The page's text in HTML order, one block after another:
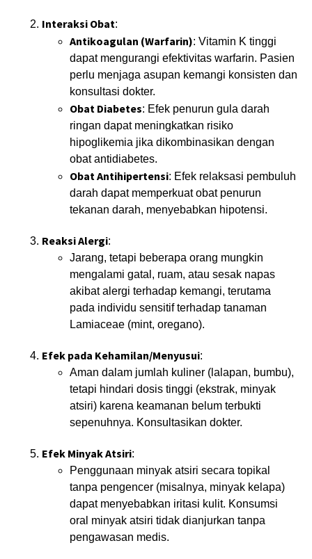
Interaksi Obat:
Antikoagulan (Warfarin): Vitamin K tinggi
dapat mengurangi efektivitas warfarin. Pasien
perlu menjaga asupan kemangi konsisten dan
konsultasi dokter.
Obat Diabetes: Efek penurun gula darah
ringan dapat meningkatkan risiko
hipoglikemia jika dikombinasikan dengan
obat antidiabetes.
Obat Antihipertensi: Efek relaksasi pembuluh
darah dapat memperkuat obat penurun
tekanan darah, menyebabkan hipotensi.
Reaksi Alergi:
Jarang, tetapi beberapa orang mungkin
mengalami gatal, ruam, atau sesak napas
akibat alergi terhadap kemangi, terutama
pada individu sensitif terhadap tanaman
Lamiaceae (mint, oregano).
Efek pada Kehamilan/Menyusui:
Aman dalam jumlah kuliner (lalapan, bumbu),
tetapi hindari dosis tinggi (ekstrak, minyak
atsiri) karena keamanan belum terbukti
sepenuhnya. Konsultasikan dokter.
Efek Minyak Atsiri:
Penggunaan minyak atsiri secara topikal
tanpa pengencer (misalnya, minyak kelapa)
dapat menyebabkan iritasi kulit. Konsumsi
oral minyak atsiri tidak dianjurkan tanpa
pengawasan medis.